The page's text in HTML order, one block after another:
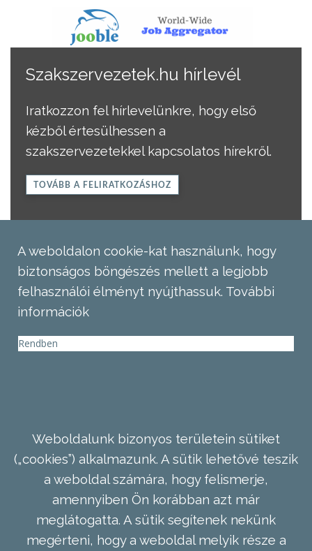
Szakszervezetek.hu hírlevél
Iratkozzon fel hírlevelünkre, hogy első
kézből értesülhessen a
szakszervezetekkel kapcsolatos hírekről.
TOVÁBB A FELIRATKOZÁSHOZ
A weboldalon cookie-kat használunk, hogy
biztonságos böngészés mellett a legjobb
felhasználói élményt nyújthassuk. További
információk
Rendben
Weboldalunk bizonyos területein sütiket
(„cookies”) alkalmazunk. A sütik lehetővé teszik
a weboldal számára, hogy felismerje,
amennyiben Ön korábban azt már
meglátogatta. A sütik segítenek nekünk
megérteni, hogy a weboldal melyik része a